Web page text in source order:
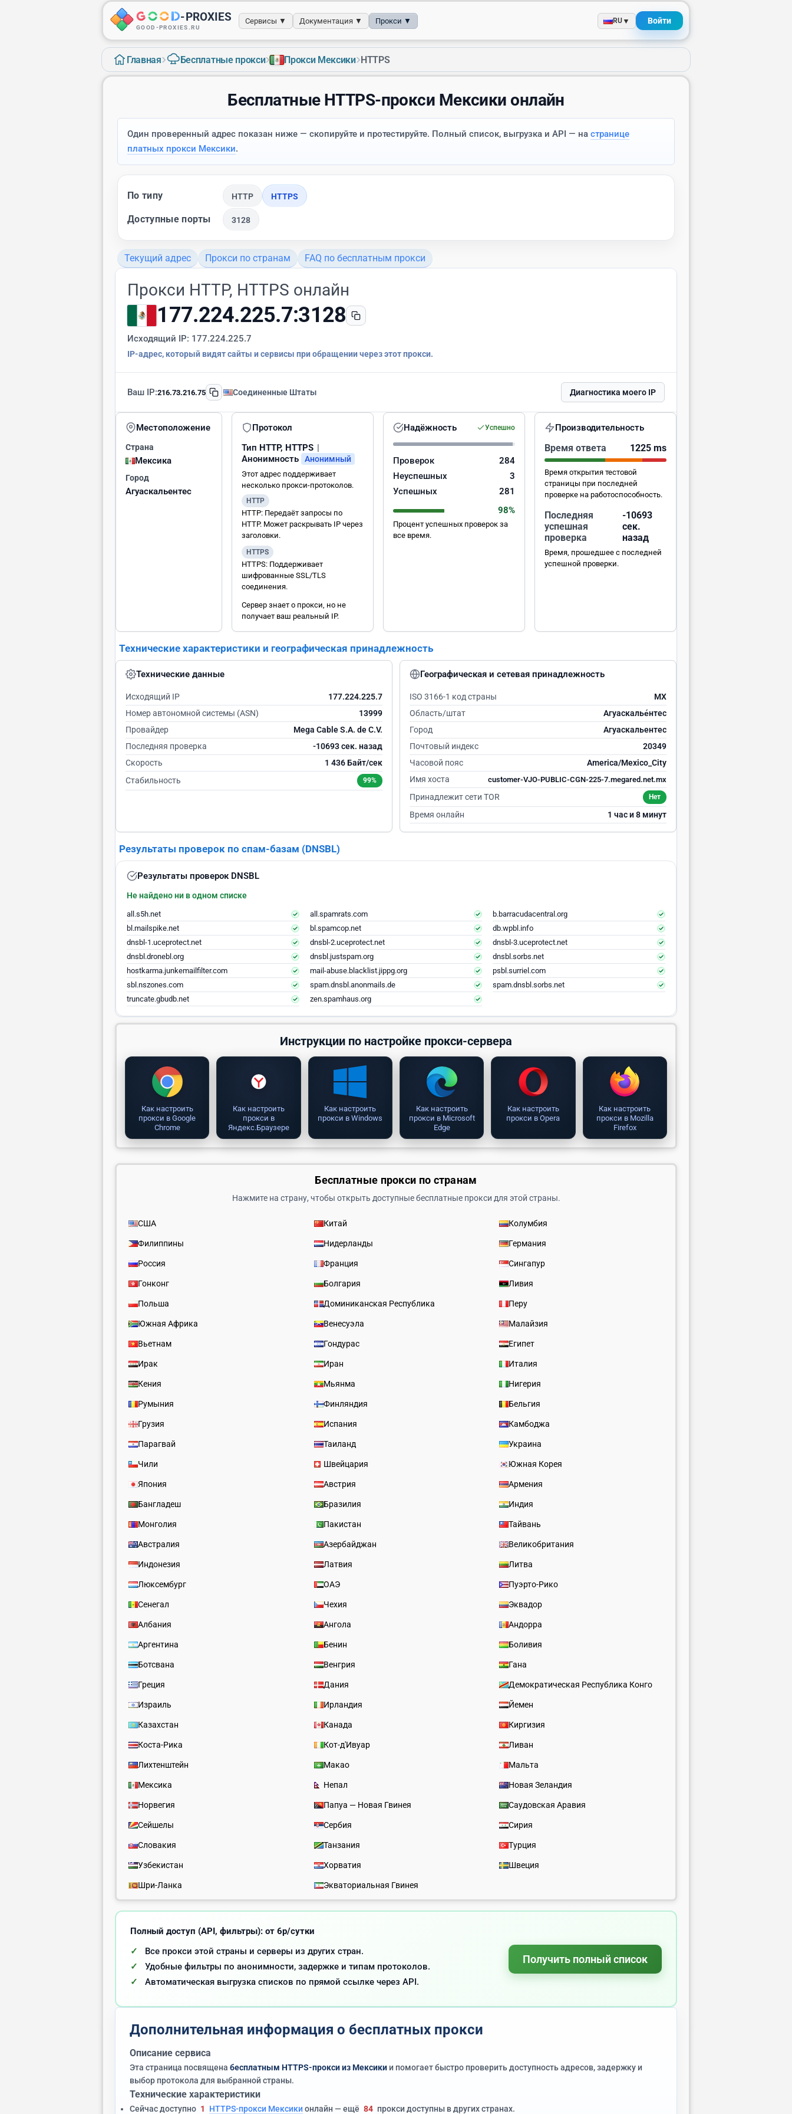
-PROXIES
GOOD-PROXIES.RU
Сервисы ▼ Документация ▼ Прокси ▼ RU▼ Войти
Главная› Бесплатные прокси› Прокси Мексики›HTTPS
Бесплатные HTTPS-прокси Мексики онлайн
Один проверенный адрес показан ниже — скопируйте и протестируйте. Полный список, выгрузка и API — на странице
платных прокси Мексики.
По типу HTTP HTTPS
Доступные порты 3128
Текущий адрес Прокси по странам FAQ по бесплатным прокси
Прокси HTTP, HTTPS онлайн
177.224.225.7:3128
Исходящий IP: 177.224.225.7
IP-адрес, который видят сайты и сервисы при обращении через этот прокси.
Ваш IP:216.73.216.75 Соединенные Штаты Диагностика моего IP
Местоположение
Страна
Мексика
Город
Агуаскальентес
Протокол
Тип HTTP, HTTPS |
Анонимность
Анонимный
Этот адрес поддерживает
несколько прокси-протоколов.
HTTP
HTTP: Передаёт запросы по
HTTP. Может раскрывать IP через
заголовки.
HTTPS
HTTPS: Поддерживает
шифрованные SSL/TLS
соединения.
Сервер знает о прокси, но не
получает ваш реальный IP.
Надёжность Успешно
Проверок
284
Неуспешных
3
Успешных
281
98%
Процент успешных проверок за
все время.
Производительность
Время ответа 1225 ms
Время открытия тестовой
страницы при последней
проверке на работоспособность.
Последняя
успешная
проверка
-10692
сек.
назад
Время, прошедшее с последней
успешной проверки.
Технические характеристики и географическая принадлежность
Технические данные
Исходящий IP
177.224.225.7
Номер автономной системы (ASN)
13999
Провайдер
Mega Cable S.A. de C.V.
Последняя проверка
-10692 сек. назад
Скорость
1 436 Байт/сек
Стабильность
99%
Географическая и сетевая принадлежность
ISO 3166-1 код страны
MX
Область/штат
Агуаскалье́нтес
Город
Агуаскальентес
Почтовый индекс
20349
Часовой пояс
America/Mexico_City
Имя хоста
customer-VJO-PUBLIC-CGN-225-7.megared.net.mx
Принадлежит сети TOR Нет
Время онлайн 1 час и 8 минут
Результаты проверок по спам-базам (DNSBL)
Результаты проверок DNSBL
Не найдено ни в одном списке
all.s5h.net all.spamrats.com
b.barracudacentral.org
bl.mailspike.net
bl.spamcop.net
db.wpbl.info
dnsbl-1.uceprotect.net
dnsbl-2.uceprotect.net
dnsbl-3.uceprotect.net
dnsbl.dronebl.org
dnsbl.justspam.org
dnsbl.sorbs.net
hostkarma.junkemailfilter.com
mail-abuse.blacklist.jippg.org
psbl.surriel.com
sbl.nszones.com
spam.dnsbl.anonmails.de
spam.dnsbl.sorbs.net
truncate.gbudb.net
zen.spamhaus.org
Инструкции по настройке прокси-сервера
Как настроить
прокси в Google
Chrome
Как настроить
прокси в
Яндекс.Браузере
Как настроить
прокси в Windows
Как настроить
прокси в Microsoft
Edge
Как настроить
прокси в Opera
Как настроить
прокси в Mozilla
Firefox
Бесплатные прокси по странам
Нажмите на страну, чтобы открыть доступные бесплатные прокси для этой страны.
США Китай Колумбия
Филиппины Нидерланды Германия
Россия Франция Сингапур
Гонконг Болгария Ливия
Польша Доминиканская Республика Перу
Южная Африка Венесуэла Малайзия
Вьетнам Гондурас Египет
Ирак Иран Италия
Кения Мьянма Нигерия
Румыния Финляндия Бельгия
Грузия Испания Камбоджа
Парагвай Таиланд Украина
Чили Швейцария Южная Корея
Япония Австрия Армения
Бангладеш Бразилия Индия
Монголия Пакистан Тайвань
Австралия Азербайджан Великобритания
Индонезия Латвия Литва
Люксембург ОАЭ Пуэрто-Рико
Сенегал Чехия Эквадор
Албания Ангола Андорра
Аргентина Бенин Боливия
Ботсвана Венгрия Гана
Греция Дания Демократическая Республика Конго
Израиль Ирландия Йемен
Казахстан Канада Киргизия
Коста-Рика Кот-д'Ивуар Ливан
Лихтенштейн Макао Мальта
Мексика Непал Новая Зеландия
Норвегия Папуа — Новая Гвинея Саудовская Аравия
Сейшелы Сербия Сирия
Словакия Танзания Турция
Узбекистан Хорватия Швеция
Шри-Ланка Экваториальная Гвинея
Полный доступ (API, фильтры): от 6р/сутки
Все прокси этой страны и серверы из других стран.
Удобные фильтры по анонимности, задержке и типам протоколов.
Автоматическая выгрузка списков по прямой ссылке через API.
Получить полный список
Дополнительная информация о бесплатных прокси
Описание сервиса
Эта страница посвящена бесплатным HTTPS-прокси из Мексики и помогает быстро проверить доступность адресов, задержку и
выбор протокола для выбранной страны.
Технические характеристики
Сейчас доступно 1 HTTPS-прокси Мексики онлайн — ещё 84 прокси доступны в других странах.